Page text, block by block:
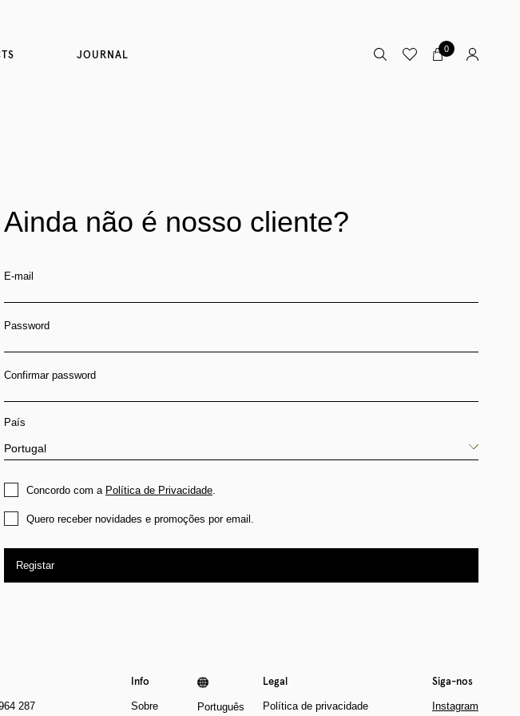
JOURNAL
0
Ainda não é nosso cliente?
E-mail
Password
Confirmar password
País
Concordo com a Política de Privacidade.
Quero receber novidades e promoções por email.
Registar
287
Info
Sobre Português
Legal
Política de privacidade
Siga-nos
Instagram